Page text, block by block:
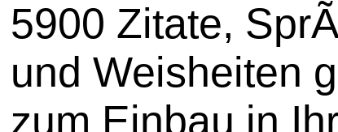
5900 Zitate,
und Weisheiten
zum Einbau in